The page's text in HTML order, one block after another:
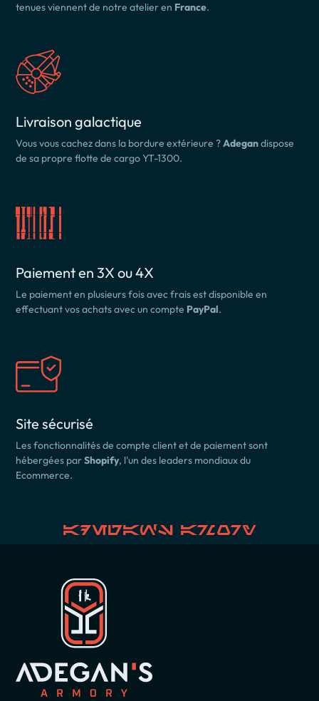
tenues viennent de notre atelier en France.
Livraison galactique
Vous vous cachez dans la bordure extérieure ?Adegandispose
de sa propre flotte de cargo YT-1300.
Paiement en 3X ou 4X
Le paiement en plusieurs fois avec frais est disponible en
effectuant vos achats avec un compte PayPal.
Site sécurisé
Les fonctionnalités de compte client et de paiement sont
hébergées parShopify, l'un des leaders mondiaux du
Ecommerce.
Adegan's Armory